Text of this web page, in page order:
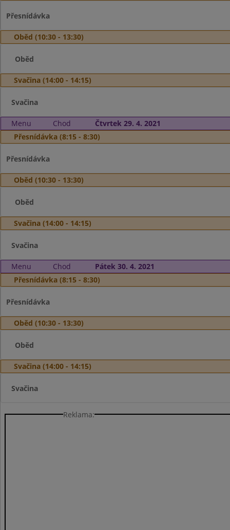
Přesnídávka
Oběd (10:30 - 13:30)
Oběd
Svačina (14:00 - 14:15)
Svačina
Menu Chod
Čtvrtek 29. 4. 2021
Přesnídávka (8:15 - 8:30)
Přesnídávka
Oběd (10:30 - 13:30)
Oběd
Svačina (14:00 - 14:15)
Svačina
Menu Chod
Pátek 30. 4. 2021
Přesnídávka (8:15 - 8:30)
Přesnídávka
Oběd (10:30 - 13:30)
Oběd
Svačina (14:00 - 14:15)
Svačina
Reklama: